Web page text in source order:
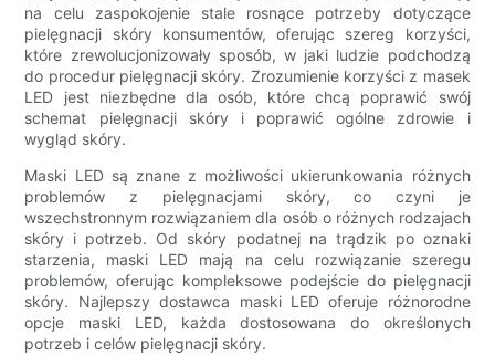
na celu zaspokojenie stale rosnące potrzeby dotyczące
pielęgnacji skóry konsumentów, oferując szereg korzyści,
które zrewolucjonizowały sposób, w jaki ludzie podchodzą
do procedur pielęgnacji skóry. Zrozumienie korzyści z masek
LED jest niezbędne dla osób, które chcą poprawić swój
schemat pielęgnacji skóry i poprawić ogólne zdrowie i
wygląd skóry.
Maski LED są znane z możliwości ukierunkowania różnych
problemów z pielęgnacjami skóry, co czyni je
wszechstronnym rozwiązaniem dla osób o różnych rodzajach
skóry i potrzeb. Od skóry podatnej na trądzik po oznaki
starzenia, maski LED mają na celu rozwiązanie szeregu
problemów, oferując kompleksowe podejście do pielęgnacji
skóry. Najlepszy dostawca maski LED oferuje różnorodne
opcje maski LED, każda dostosowana do określonych
potrzeb i celów pielęgnacji skóry.